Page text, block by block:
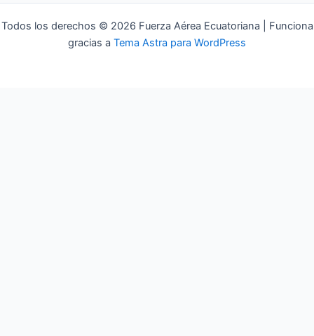
Todos los derechos © 2026 Fuerza Aérea Ecuatoriana | Funciona
gracias a Tema Astra para WordPress